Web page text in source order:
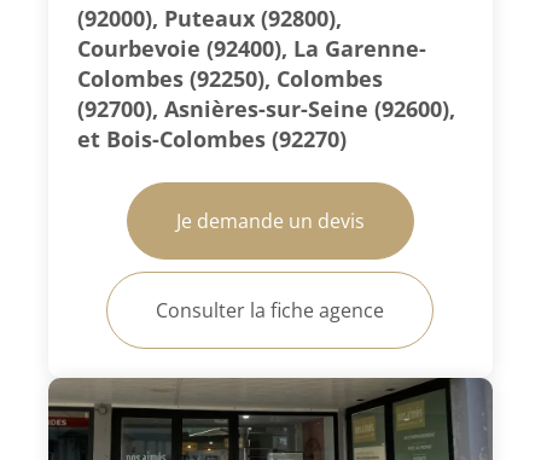
(92000), Puteaux (92800),
Courbevoie (92400), La Garenne-
Colombes (92250), Colombes
(92700), Asnières-sur-Seine (92600),
et Bois-Colombes (92270)
Je demande un devis
Consulter la fiche agence